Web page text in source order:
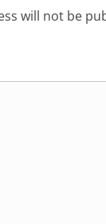
will not be